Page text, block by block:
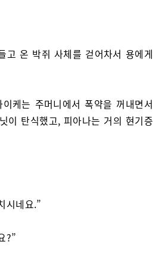
고 온 박쥐 사체를 걷어차서 용에게
케는 주머니에서 폭약을 꺼내면서
이 탄식했고, 피아나는 거의 현기증
시네요.”
?”